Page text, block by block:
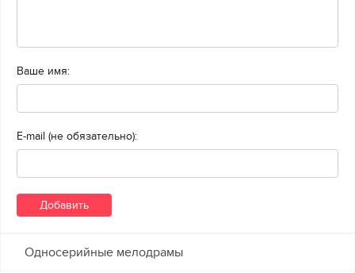
Ваше имя:
E-mail (не обязательно):
Односерийные мелодрамы